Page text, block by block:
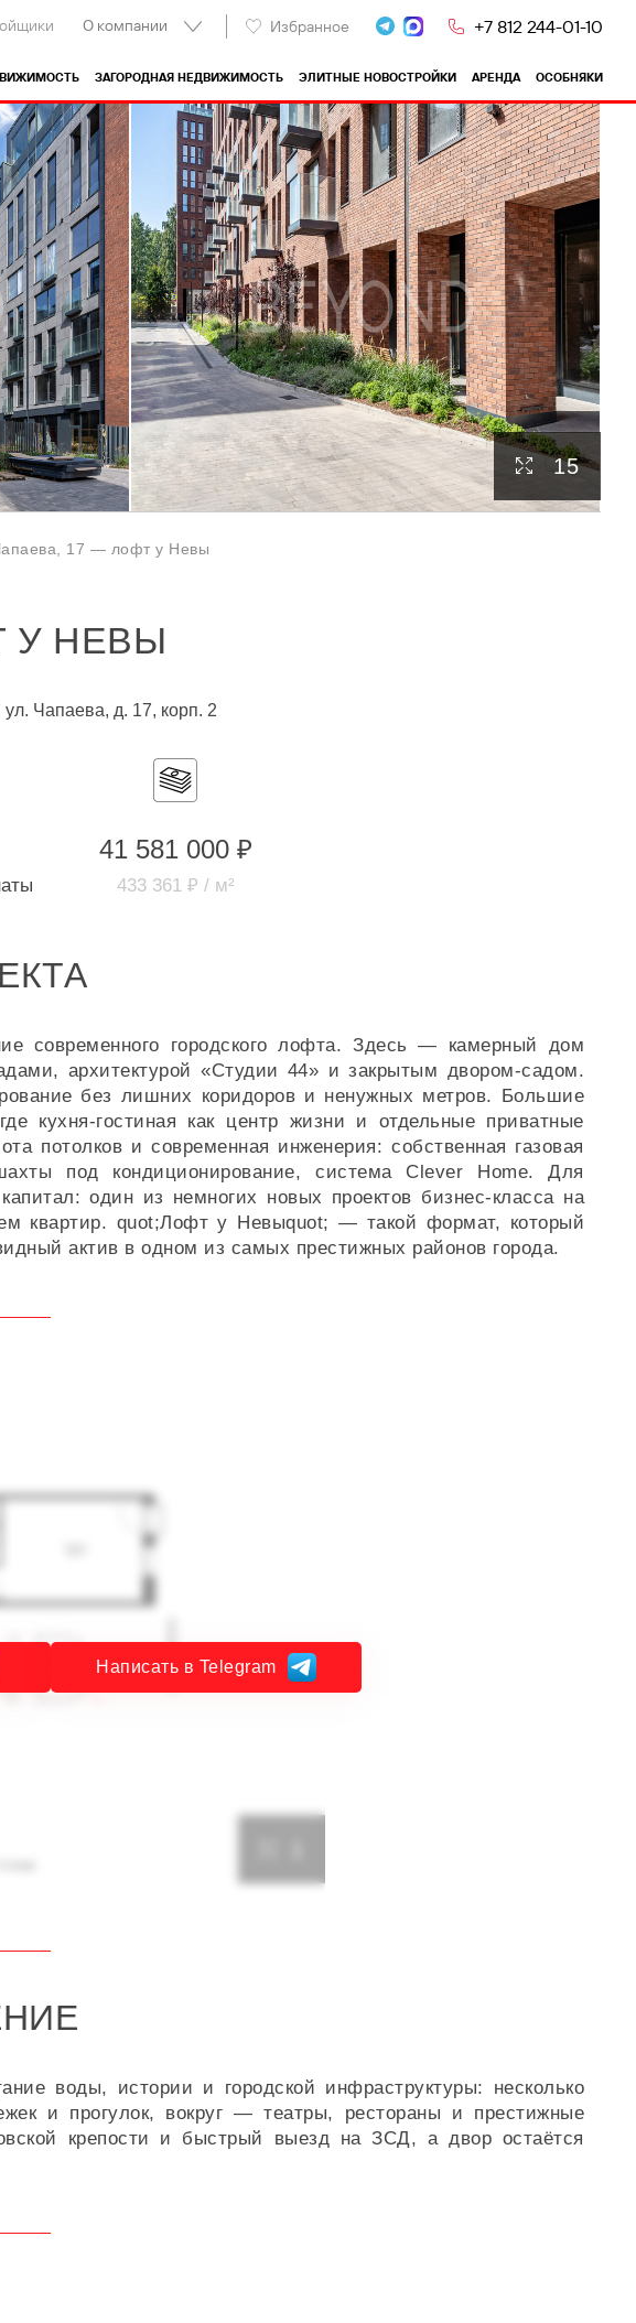
О компании Избранное +7 812 244-01-10
ЗАГОРОДНАЯ НЕДВИЖИМОСТЬ ЭЛИТНЫЕ НОВОСТРОЙКИ АРЕНДА ОСОБНЯКИ
15
17 — лофт у Невы
У НЕВЫ
ул. Чапаева, д. 17, корп. 2
41 581 000 ₽
433 361 ₽ / м²
городского лофта. Здесь — камерный дом
архитектурой «Студии 44» и закрытым двором‑садом.
без лишних коридоров и ненужных метров. Большие
кухня-гостиная как центр жизни и отдельные приватные
и современная инженерия: собственная газовая
под кондиционирование, система Clever Home. Для
один из немногих новых проектов бизнес‑класса на
квартир. quot;Лофт у Невыquot; — такой формат, который
актив в одном из самых престижных районов города.
Написать в Telegram
воды, истории и городской инфраструктуры: несколько
и прогулок, вокруг — театры, рестораны и престижные
крепости и быстрый выезд на ЗСД, а двор остаётся